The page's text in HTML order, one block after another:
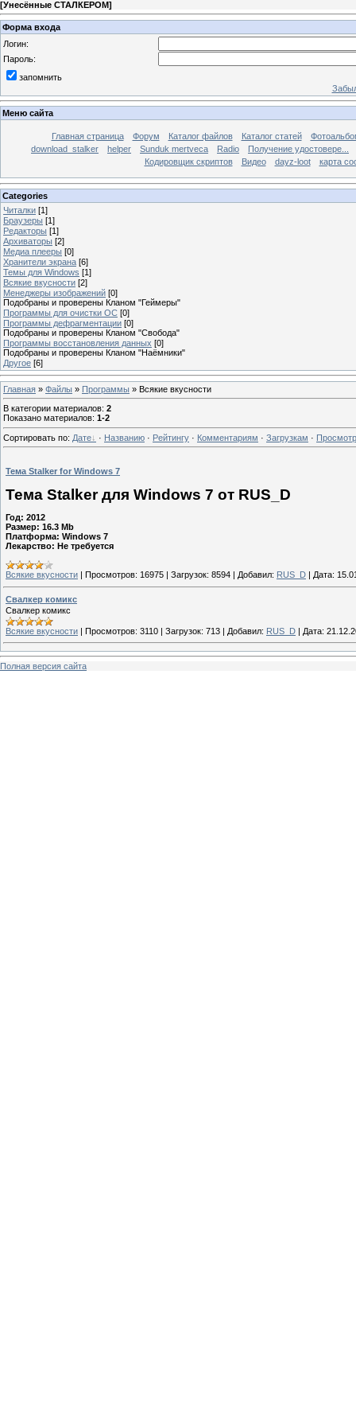
[Унесённые СТАЛКЕРОМ]
Форма входа
Логин:
Пароль:
запомнить
Меню сайта
Главная страница Форум Каталог файлов Каталог статей
download_stalker
helper Sunduk mertveca Radio
Получение удостовере...
Кодировщик скриптов
Видео dayz-loot карта
Categories
Читалки [1]
Браузеры [1]
Редакторы [1]
Архиваторы [2]
Медиа плееры [0]
Хранители экрана [6]
Темы для Windows [1]
Всякие вкусности [2]
Менеджеры изображений [0]
Подобраны и проверены Кланом "Геймеры"
Программы для очистки ОС [0]
Программы дефрагментации [0]
Подобраны и проверены Кланом "Свобода"
Программы восстановления данных [0]
Подобраны и проверены Кланом "Наёмники"
Другое [6]
Главная » Файлы » Программы » Всякие вкусности
В категории материалов: 2
Показано материалов: 1-2
Сортировать по: Дате · Названию · Рейтингу · Комментариям · Загрузкам ·
Тема Stalker for Windows 7
Тема Stalker для Windows 7 от RUS_D
Год: 2012
Размер: 16.3 Mb
Платформа: Windows 7
Лекарство: Не требуется
Всякие вкусности Просмотров: 16975 Загрузок: 8594 Добавил: RUS_D Дата:
Свалкер комикс
Свалкер комикс
Всякие вкусности | Просмотров: 3110 | Загрузок: 713 | Добавил: RUS_D | Дата:
Полная версия сайта